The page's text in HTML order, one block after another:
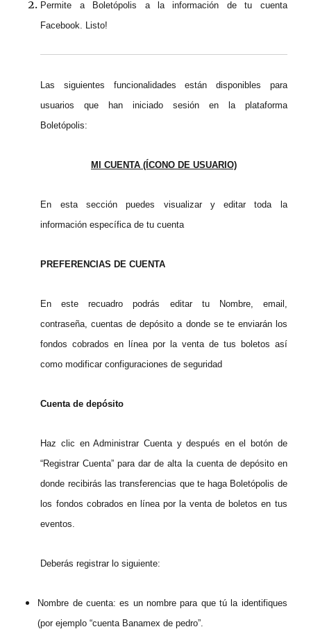
Permite a Boletópolis a la información de tu cuenta
Facebook. Listo!
Las siguientes funcionalidades están disponibles para
usuarios que han iniciado sesión en la plataforma
Boletópolis:
MI CUENTA (ÍCONO DE USUARIO)
En esta sección puedes visualizar y editar toda la
información específica de tu cuenta
PREFERENCIAS DE CUENTA
En este recuadro podrás editar tu Nombre, email,
contraseña, cuentas de depósito a donde se te enviarán los
fondos cobrados en línea por la venta de tus boletos así
como modificar configuraciones de seguridad
Cuenta de depósito
Haz clic en Administrar Cuenta y después en el botón de
“Registrar Cuenta” para dar de alta la cuenta de depósito en
donde recibirás las transferencias que te haga Boletópolis de
los fondos cobrados en línea por la venta de boletos en tus
eventos.
Deberás registrar lo siguiente:
Nombre de cuenta: es un nombre para que tú la identifiques
(por ejemplo “cuenta Banamex de pedro”.